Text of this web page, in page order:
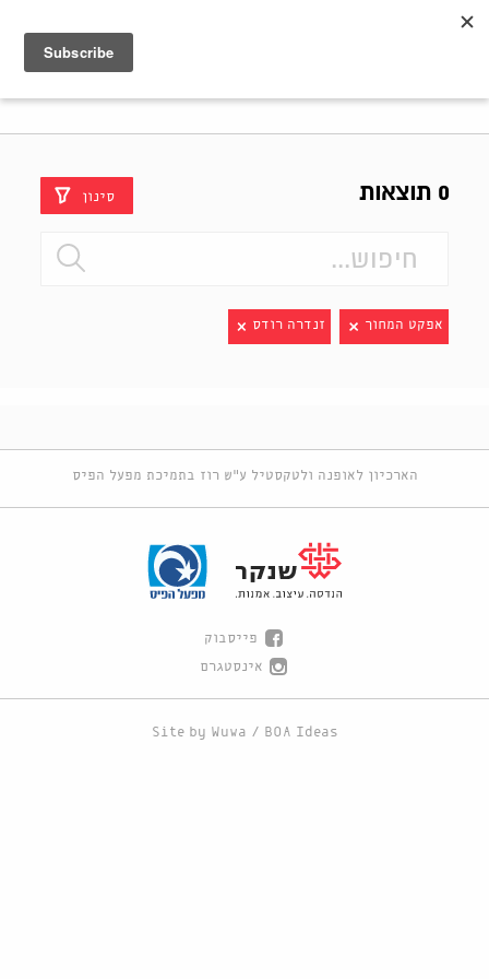
0 תוצאות סינון
אפקט המחוך זנדרה רודס
הארכיון לאופנה ולטקסטיל ע"ש רוז בתמיכת מפעל הפיס
פייסבוק
אינסטגרם
Site by Wuwa / BOA Ideas